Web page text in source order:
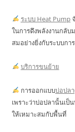
ระบบ Heat Pump
ในการดึงพลังงานกลับ
สมอย่างยิ่งกับระบบก
บริการขนย้าย
การออกแบบบ่อปลา
เพราะว่าบ่อปลานั้นเ
ให้เหมาะสมกับพื้นที่